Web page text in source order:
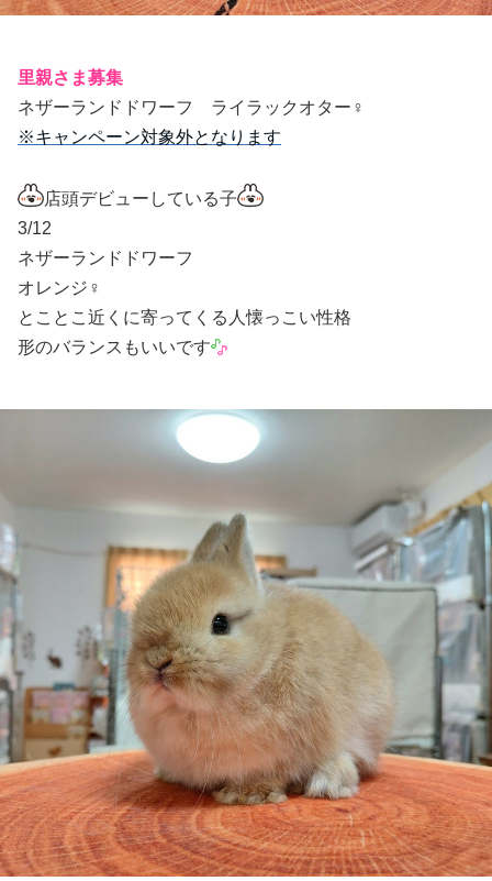
里親さま募集
ネザーランドドワーフ ライラックオター♀️
※キャンペーン対象外となります
店頭デビューしている子
3/12
ネザーランドドワーフ
オレンジ♀️
とことこ近くに寄ってくる人懐っこい性格
形のバランスもいいです